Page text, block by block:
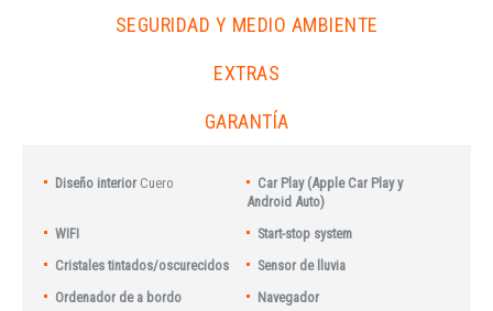
SEGURIDAD Y MEDIO AMBIENTE
EXTRAS
GARANTÍA
Diseño interior Cuero
Car Play (Apple Car Play y
Android Auto)
WIFI
Start-stop system
Cristales tintados/oscurecidos
Sensor de lluvia
Ordenador de a bordo
Navegador